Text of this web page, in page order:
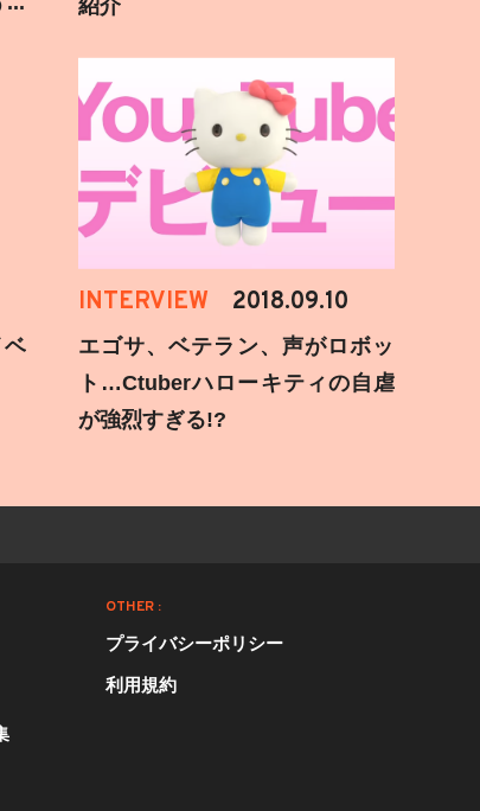
紹介
INTERVIEW 2018.09.10
エゴサ、ベテラン、声がロボッ
ト…Ctuberハローキティの自虐
が強烈すぎる!?
OTHER :
プライバシーポリシー
利用規約